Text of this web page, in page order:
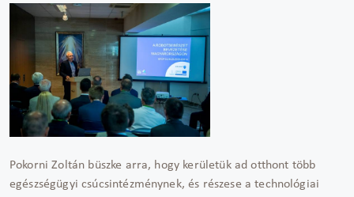
Pokorni Zoltán büszke arra, hogy kerületük ad otthont több
egészségügyi csúcsintézménynek, és részese a technológiai